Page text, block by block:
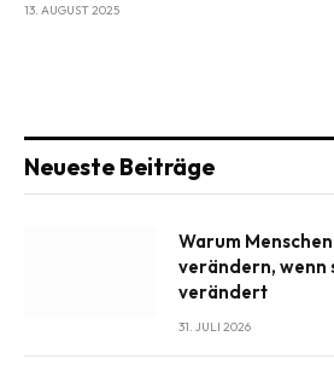
13. AUGUST 2025
Neueste Beiträge
Warum
verändern, wenn
verändert
31. JULI 2026